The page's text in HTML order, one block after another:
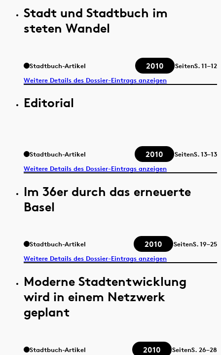
Stadt und Stadtbuch im
steten Wandel
Stadtbuch-Artikel 2010 SeitenS.11–12
Weitere Details des Dossier-Eintrags anzeigen
Editorial
Stadtbuch-Artikel 2010 SeitenS.13–13
Weitere Details des Dossier-Eintrags anzeigen
Im 36er durch das erneuerte
Basel
Stadtbuch-Artikel 2010 SeitenS.19–25
Weitere Details des Dossier-Eintrags anzeigen
Moderne Stadtentwicklung
wird in einem Netzwerk
geplant
Stadtbuch-Artikel 2010 SeitenS. 26–28